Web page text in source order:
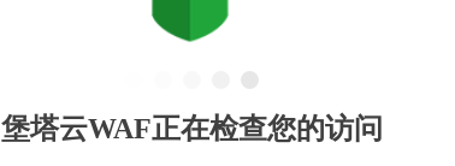
堡塔云WAF正在检查您的访问